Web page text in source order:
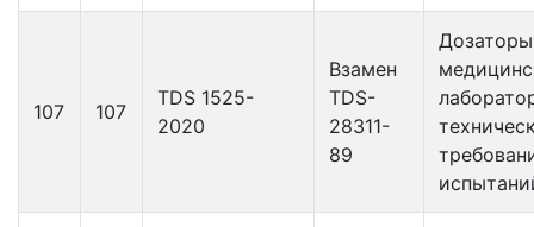
107 107
TDS 1525-
2020
Взамен
TDS-
28311-
89
Дозаторы